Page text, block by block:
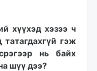
хүүхэд хэзээ ч
гэж
нь байх
шүү дээ?